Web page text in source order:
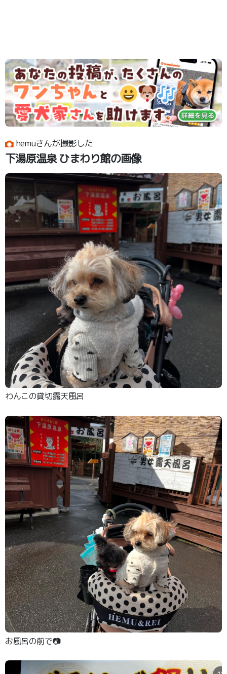
hemuさんが撮影した
下湯原温泉 ひまわり館の画像
わんこの貸切露天風呂
お風呂の前で📷